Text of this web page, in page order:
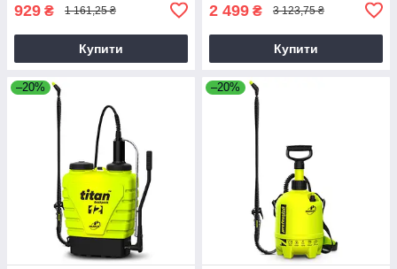
929 ₴ 1 161,25 ₴
Купити
2 499 ₴ 3 123,75 ₴
Купити
–20% –20%